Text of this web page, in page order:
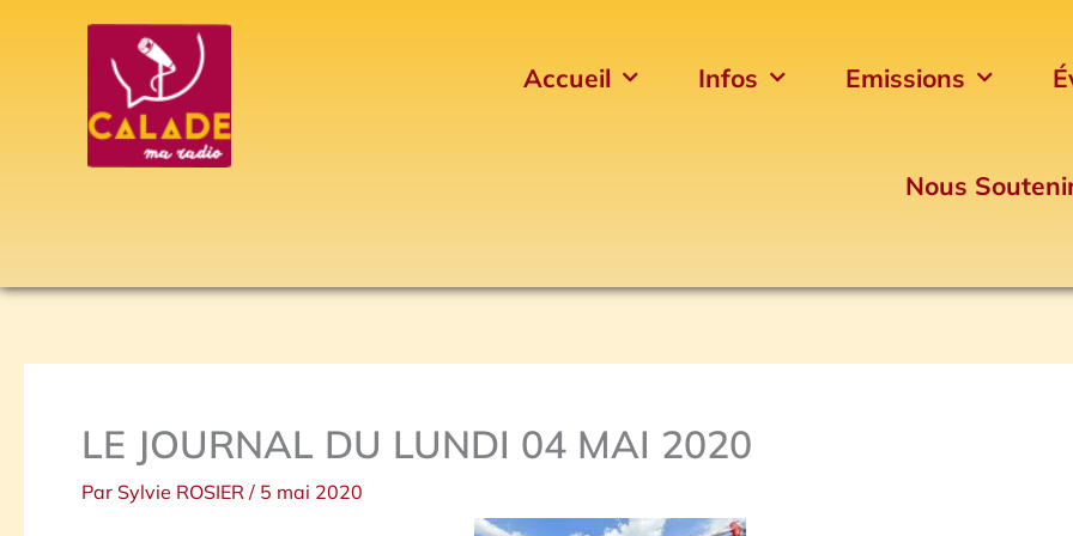
Accueil Infos Emissions
Nous
LE JOURNAL DU LUNDI 04 MAI 2020
Par Sylvie ROSIER / 5 mai 2020